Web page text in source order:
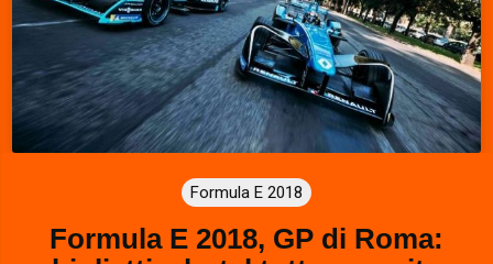
Formula E 2018
Formula E 2018, GP di Roma: